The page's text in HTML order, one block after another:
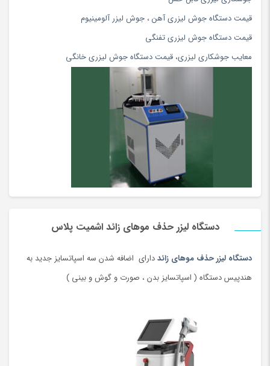
قیمت دستگاه جوش لیزری آهن ، جوش لیزر آلومینیوم
قیمت دستگاه جوش لیزری تفنگی
معایب جوشکاری لیزری، قیمت دستگاه جوش لیزری خانگی
دستگاه لیزر حذف موهای زائد اشمیت پلاس
دستگاه لیزر حذف موهای زائددارای اضافه شدن سه اسپاتسایز جدید به
هندپیس دستگاه ( اسپاتسایز بدن ، صورت و گوش و بینی )